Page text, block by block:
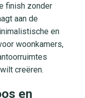
finish zonder
aan de
en
woonkamers,
creëren.
en